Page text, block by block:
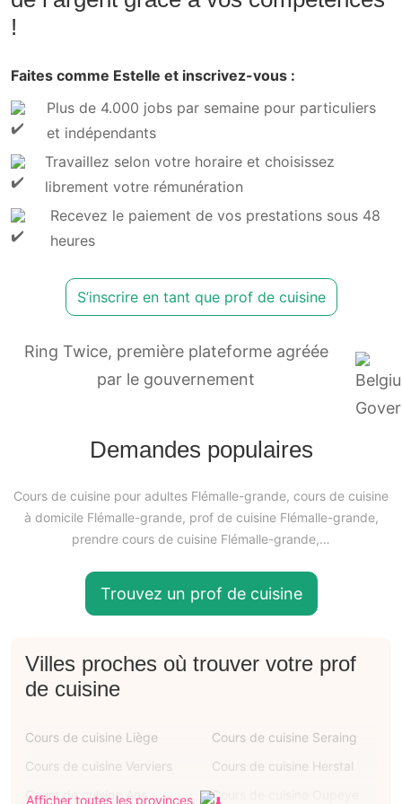
!
Faites comme Estelle et inscrivez-vous :
Plus de 4.000 jobs par semaine pour particuliers
et indépendants
Travaillez selon votre horaire et choisissez
librement votre rémunération
Recevez le paiement de vos prestations sous 48
heures
S’inscrire en tant que prof de cuisine
Ring Twice, première plateforme agréée
par le gouvernement
Demandes populaires
Cours de cuisine pour adultes Flémalle-grande, cours de cuisine
à domicile Flémalle-grande, prof de cuisine Flémalle-grande,
prendre cours de cuisine Flémalle-grande,…
Trouvez un prof de cuisine
Villes proches où trouver votre prof
de cuisine
Cours de cuisine Liège
Cours de cuisine Seraing
Cours de cuisine Verviers
Cours de cuisine Herstal
Cours de cuisine Ans
Cours de cuisine Oupeye
Afficher toutes les provinces